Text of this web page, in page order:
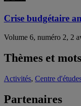
Crise budgétaire
Volume 6, numéro 2, 2
Thèmes et
Activités, Centre
Partenaires